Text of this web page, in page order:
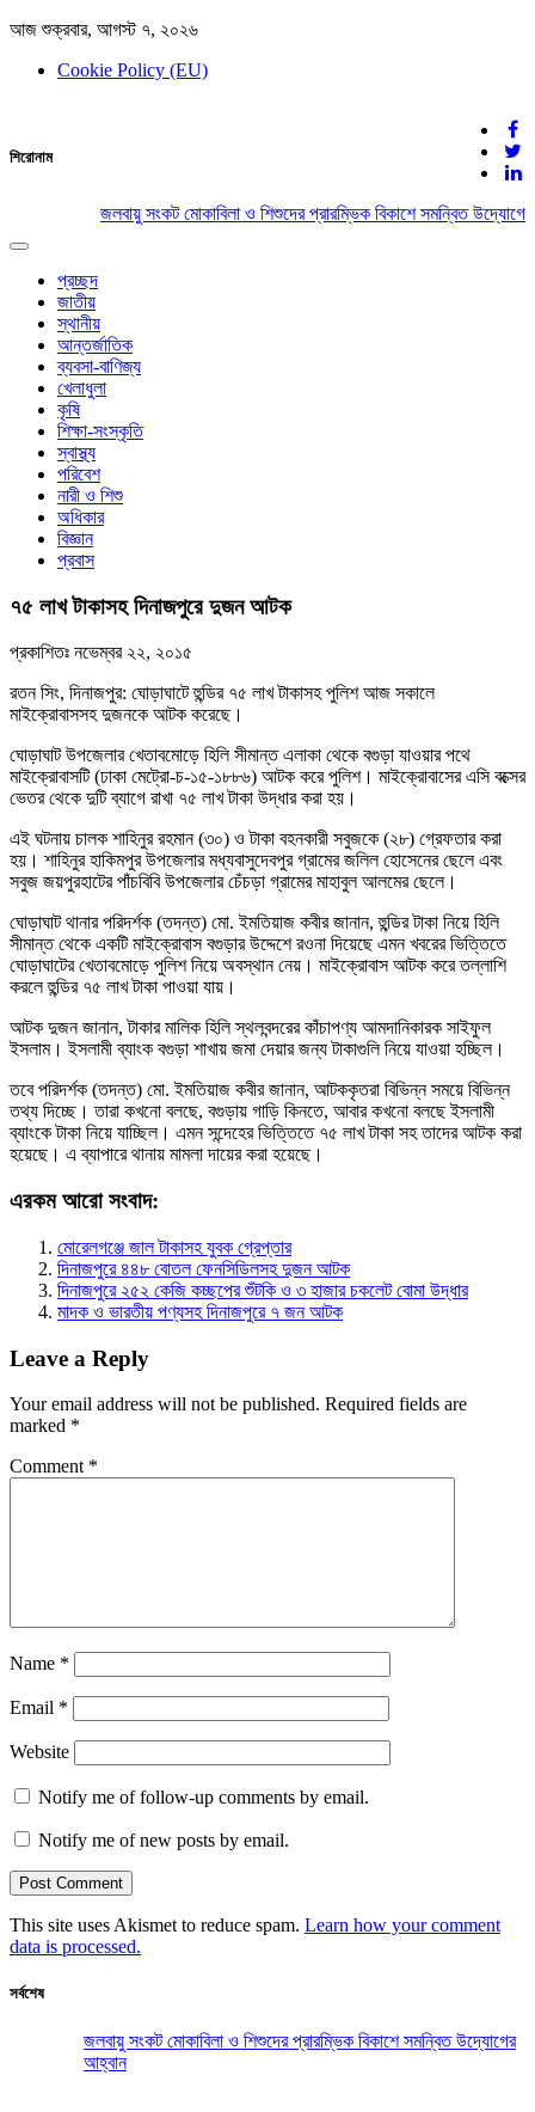
আজ শুক্রবার, আগস্ট ৭, ২০২৬
Cookie Policy (EU)
দেশের খবর
যুক্ত থাকুন দেশের সঙ্গে
শিরোনাম
জলবায়ু সংকট মোকাবিলা ও শিশুদের প্রারম্ভিক বিকাশে সমন্বিত উদ্যোগের
Toggle
navigation
প্রচ্ছদ
জাতীয়
স্থানীয়
আন্তর্জাতিক
ব্যবসা-বাণিজ্য
খেলাধুলা
কৃষি
শিক্ষা-সংস্কৃতি
স্বাস্থ্য
পরিবেশ
নারী ও শিশু
অধিকার
বিজ্ঞান
প্রবাস
৭৫ লাখ টাকাসহ দিনাজপুরে দুজন আটক
প্রকাশিতঃ নভেম্বর ২২, ২০১৫
রতন সিং, দিনাজপুর: ঘোড়াঘাটে হুন্ডির ৭৫ লাখ টাকাসহ পুলিশ আজ সকালে
মাইক্রোবাসসহ দুজনকে আটক করেছে।
ঘোড়াঘাট উপজেলার খেতাবমোড়ে হিলি সীমান্ত এলাকা থেকে বগুড়া যাওয়ার পথে
মাইক্রোবাসটি (ঢাকা মেট্রো-চ-১৫-১৮৮৬) আটক করে পুলিশ। মাইক্রোবাসের এসি বক্সের
ভেতর থেকে দুটি ব্যাগে রাখা ৭৫ লাখ টাকা উদ্ধার করা হয়।
এই ঘটনায় চালক শাহিনুর রহমান (৩০) ও টাকা বহনকারী সবুজকে (২৮) গ্রেফতার করা
হয়। শাহিনুর হাকিমপুর উপজেলার মধ্যবাসুদেবপুর গ্রামের জলিল হোসেনের ছেলে এবং
সবুজ জয়পুরহাটের পাঁচবিবি উপজেলার চেঁচড়া গ্রামের মাহাবুল আলমের ছেলে।
ঘোড়াঘাট থানার পরিদর্শক (তদন্ত) মো. ইমতিয়াজ কবীর জানান, হুন্ডির টাকা নিয়ে হিলি
সীমান্ত থেকে একটি মাইক্রোবাস বগুড়ার উদ্দেশে রওনা দিয়েছে এমন খবরের ভিত্তিতে
ঘোড়াঘাটের খেতাবমোড়ে পুলিশ নিয়ে অবস্থান নেয়। মাইক্রোবাস আটক করে তল্লাশি
করলে হুন্ডির ৭৫ লাখ টাকা পাওয়া যায়।
আটক দুজন জানান, টাকার মালিক হিলি স্থলবন্দরের কাঁচাপণ্য আমদানিকারক সাইফুল
ইসলাম। ইসলামী ব্যাংক বগুড়া শাখায় জমা দেয়ার জন্য টাকাগুলি নিয়ে যাওয়া হচ্ছিল।
তবে পরিদর্শক (তদন্ত) মো. ইমতিয়াজ কবীর জানান, আটককৃতরা বিভিন্ন সময়ে বিভিন্ন
তথ্য দিচ্ছে। তারা কখনো বলছে, বগুড়ায় গাড়ি কিনতে, আবার কখনো বলছে ইসলামী
ব্যাংকে টাকা নিয়ে যাচ্ছিল। এমন সন্দেহের ভিত্তিতে ৭৫ লাখ টাকা সহ তাদের আটক করা
হয়েছে। এ ব্যাপারে থানায় মামলা দায়ের করা হয়েছে।
এরকম আরো সংবাদ:
মোরেলগঞ্জে জাল টাকাসহ যুবক গ্রেপ্তার
দিনাজপুরে ৪৪৮ বোতল ফেনসিডিলসহ দুজন আটক
দিনাজপুরে ২৫২ কেজি কচ্ছপের শুঁটকি ও ৩ হাজার চকলেট বোমা উদ্ধার
মাদক ও ভারতীয় পণ্যসহ দিনাজপুরে ৭ জন আটক
Leave a Reply
Your email address will not be published. Required fields are
marked *
Comment *
Name *
Email *
Website
Notify me of follow-up comments by email.
Notify me of new posts by email.
This site uses Akismet to reduce spam. Learn how your comment
data is processed.
সর্বশেষ
জলবায়ু সংকট মোকাবিলা ও শিশুদের প্রারম্ভিক বিকাশে সমন্বিত উদ্যোগের
আহ্বান